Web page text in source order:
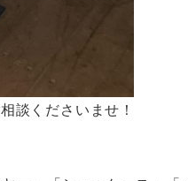
談くださいませ！